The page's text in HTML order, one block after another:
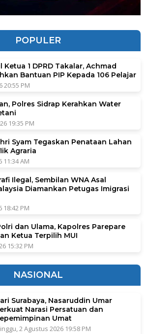
POPULER
1 DPRD Takalar, Achmad
Bantuan PIP Kepada 106 Pelajar
20:55 PM
Polres Sidrap Kerahkan Water
19:35 PM
Syam Tegaskan Penataan Lahan
Agraria
11:34 AM
Ilegal, Sembilan WNA Asal
Diamankan Petugas Imigrasi
18:42 PM
dan Ulama, Kapolres Parepare
Ketua Terpilih MUI
15:32 PM
NASIONAL
Surabaya, Nasaruddin Umar
Narasi Persatuan dan
Umat
2 Agustus 2026 19:58 PM